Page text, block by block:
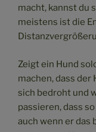
macht, kannst du
meistens ist die
Zeigt ein Hund
machen, dass
sich bedroht und
passieren, dass
auch wenn er das